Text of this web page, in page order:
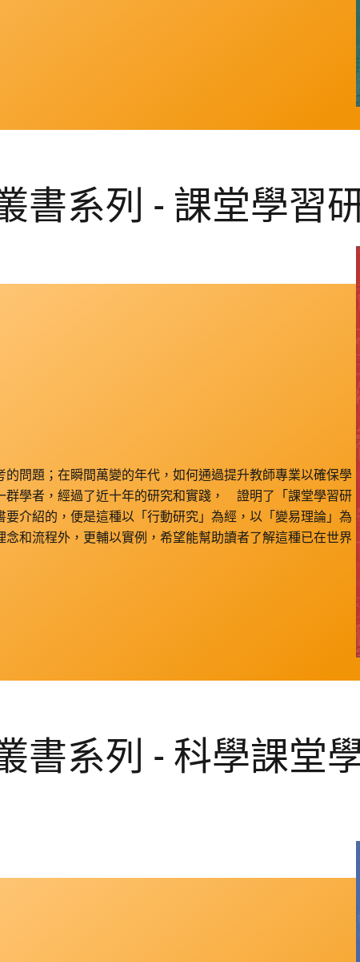
書系列 - 課堂學習
的問題；在瞬間萬變的年代，如何通過提升教師專業以確保學
群學者，經過了近十年的研究和實踐， 證明了「課堂學習研
介紹的，便是這種以「行動研究」為經，以「變易理論」為
和流程外，更輔以實例，希望能幫助讀者了解這種已在世界
書系列 - 科學課堂